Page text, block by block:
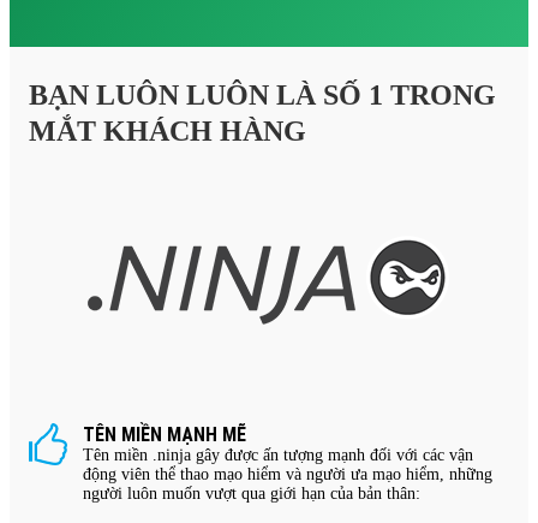
BẠN LUÔN LUÔN LÀ SỐ 1 TRONG
MẮT KHÁCH HÀNG
TÊN MIỀN MẠNH MẼ
Tên miền .ninja gây được ấn tượng mạnh đối với các vận
động viên thể thao mạo hiểm và người ưa mạo hiểm, những
người luôn muốn vượt qua giới hạn của bản thân: